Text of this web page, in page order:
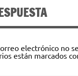
electrónico no
están marcados